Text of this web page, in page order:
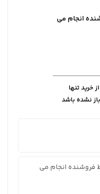
انجام می
خرید تنها
نشده باشد
فروشنده انجام می